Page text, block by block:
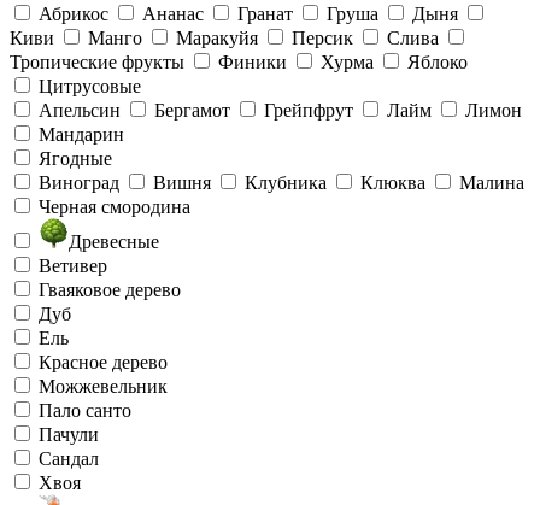
Абрикос
Ананас Гранат Груша
Дыня
Киви
Манго Маракуйя Персик
Слива
Тропические фрукты
Финики Хурма
Яблоко
Цитрусовые
Апельсин
Бергамот Грейпфрут Лайм
Лимон
Мандарин
Ягодные
Виноград
Вишня Клубника Клюква
Малина
Черная смородина
Древесные
Ветивер
Гваяковое дерево
Дуб
Ель
Красное дерево
Можжевельник
Пало санто
Пачули
Сандал
Хвоя